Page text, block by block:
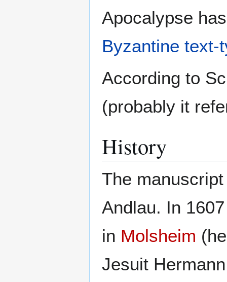
Apocalypse
Byzantine text-
According to
(probably it
History
The
Andlau. In
in Molsheim
Jesuit